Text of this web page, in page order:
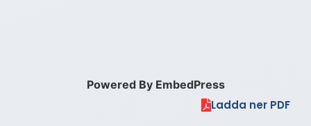
Powered By EmbedPress
Ladda ner PDF